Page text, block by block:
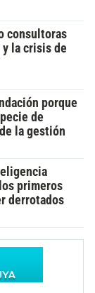
consultoras
la crisis de
porque
de
la gestión
primeros
derrotados